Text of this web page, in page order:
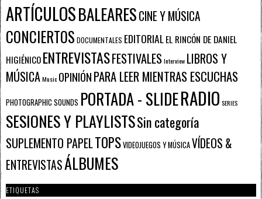
ARTÍCULOSBALEARESCINE Y MÚSICA
CONCIERTOS DOCUMENTALES EDITORIALEL RINCÓN DE DANIEL
HIGIÉNICOENTREVISTASFESTIVALESInterview LIBROS Y
MÚSICAMusic OPINIÓNPARA LEER MIENTRAS ESCUCHAS
PHOTOGRAPHIC SOUNDS PORTADA - SLIDERADIO SERIES
SESIONES Y PLAYLISTSSin categoría
SUPLEMENTO PAPELTOPSVIDEOJUEGOS Y MÚSICAVÍDEOS &
ENTREVISTASÁLBUMES
ETIQUETAS